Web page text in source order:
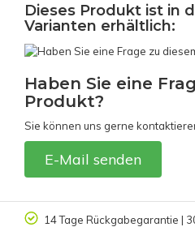
Dieses Produkt ist in
Varianten erhältlich:
Haben Sie eine
Produkt?
Sie können uns gerne
E-Mail senden
14 Tage Rückgabegarantie |